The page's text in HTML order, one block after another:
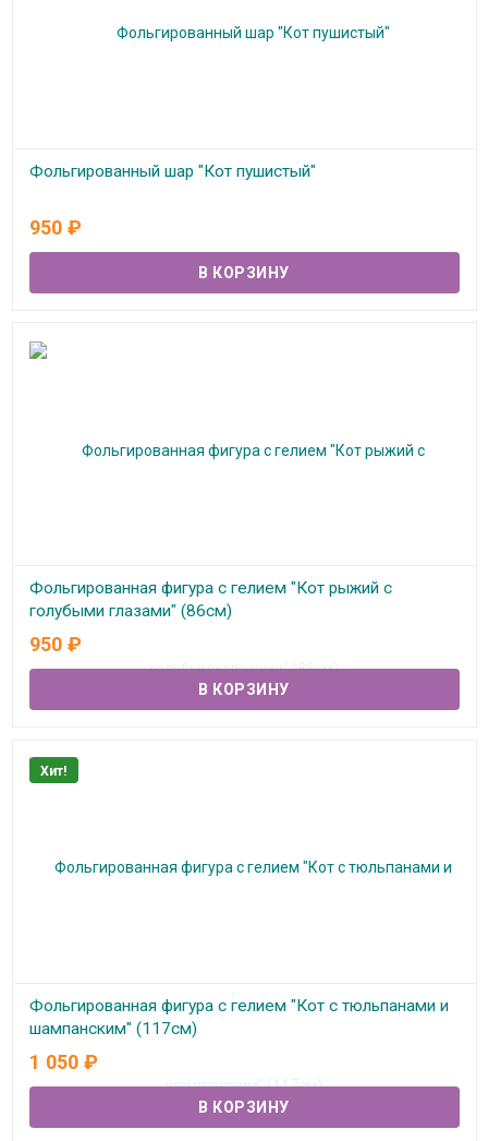
Фольгированный шар "Кот пушистый"
950 ₽
Фольгированная фигура с гелием "Кот рыжий с
голубыми глазами" (86см)
В наличии
950 ₽
Хит!
Фольгированная фигура с гелием "Кот с тюльпанами и
шампанским" (117см)
В наличии
1 050 ₽